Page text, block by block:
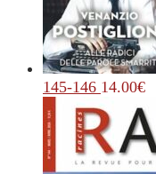
145-146 14.00€